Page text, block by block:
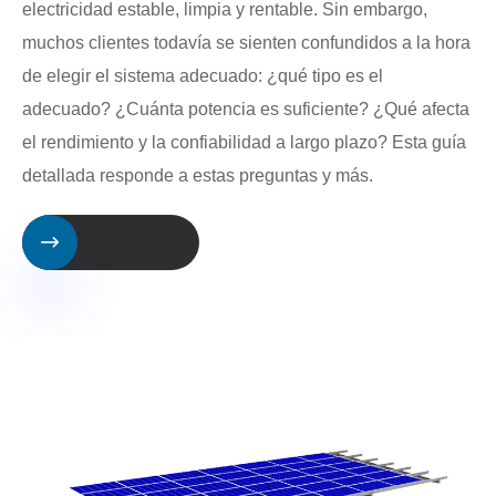
electricidad estable, limpia y rentable. Sin embargo,
muchos clientes todavía se sienten confundidos a la hora
de elegir el sistema adecuado: ¿qué tipo es el
adecuado? ¿Cuánta potencia es suficiente? ¿Qué afecta
el rendimiento y la confiabilidad a largo plazo? Esta guía
detallada responde a estas preguntas y más.
